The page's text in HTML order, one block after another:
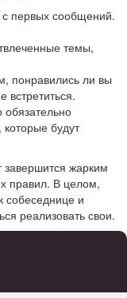
с первых сообщений.
темы,
понравились ли вы
встретиться.
обязательно
будут
жарким
правил. В целом,
собеседнице и
реализовать свои.